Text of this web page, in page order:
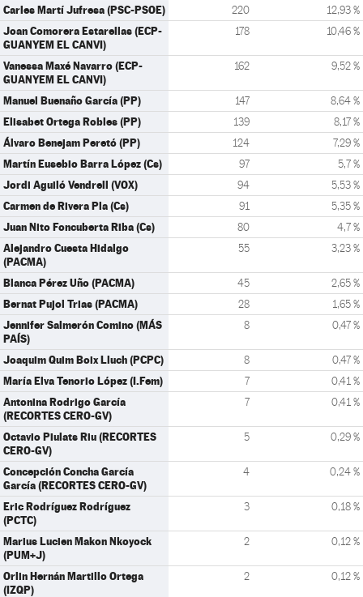
Carles Martí Jufresa (PSC-PSOE) 220 12,93 %
Joan Comorera Estarellas (ECP-
GUANYEM EL CANVI)
178 10,46 %
Vanessa Maxé Navarro (ECP-
GUANYEM EL CANVI)
162 9,52 %
Manuel Buenaño García (PP) 147 8,64 %
Elisabet Ortega Robles (PP) 139 8,17 %
Álvaro Benejam Peretó (PP) 124 7,29 %
Martín Eusebio Barra López (Cs) 97 5,7 %
Jordi Aguiló Vendrell (VOX) 94 5,53 %
Carmen de Rivera Pla (Cs) 91 5,35 %
Juan Nito Foncuberta Riba (Cs) 80 4,7 %
Alejandro Cuesta Hidalgo
(PACMA)
55 3,23 %
Blanca Pérez Uño (PACMA) 45 2,65 %
Bernat Pujol Trias (PACMA) 28 1,65 %
Jennifer Salmerón Comino (MÁS
PAÍS)
8 0,47 %
Joaquim Quim Boix Lluch (PCPC) 8 0,47 %
María Elva Tenorio López (I.Fem) 7 0,41 %
Antonina Rodrigo García
(RECORTES CERO-GV)
7 0,41 %
Octavio Piulats Riu (RECORTES
CERO-GV)
5 0,29 %
Concepción Concha García
García (RECORTES CERO-GV)
4 0,24 %
Eric Rodríguez Rodríguez
(PCTC)
3 0,18 %
Marius Lucien Makon Nkoyock
(PUM+J)
2 0,12 %
Orlin Hernán Martillo Ortega
(IZQP)
2 0,12 %